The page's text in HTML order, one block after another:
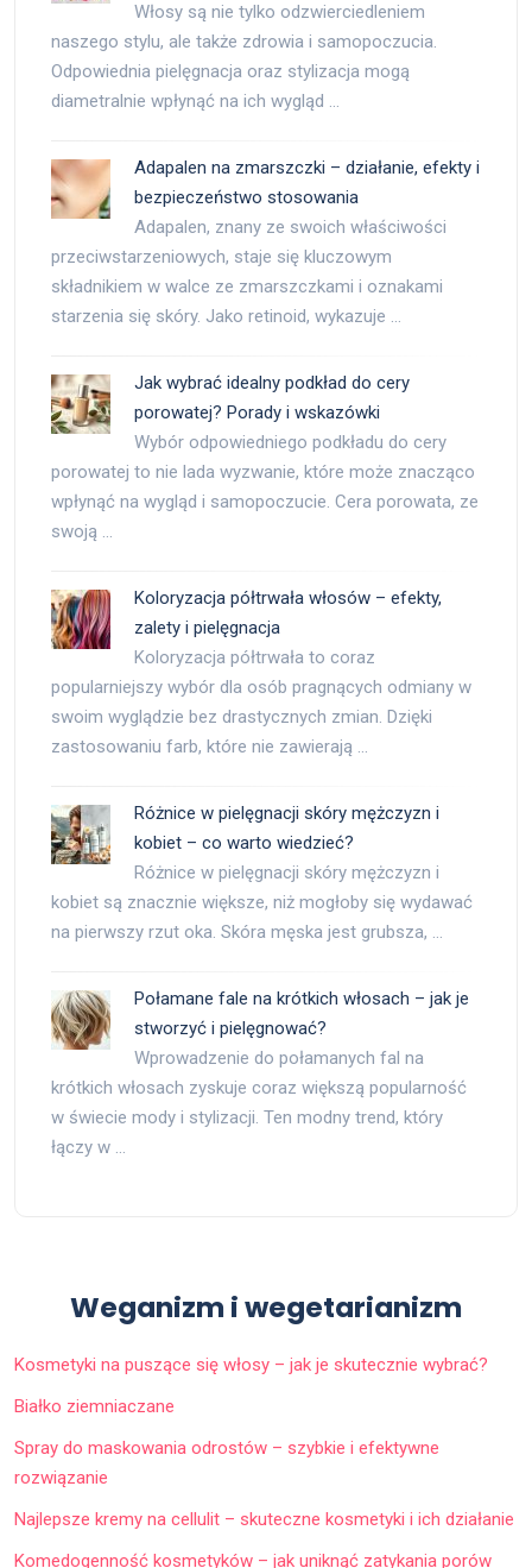
Włosy są nie tylko odzwierciedleniem
naszego stylu, ale także zdrowia i samopoczucia.
Odpowiednia pielęgnacja oraz stylizacja mogą
diametralnie wpłynąć na ich wygląd …
Adapalen na zmarszczki – działanie, efekty i
bezpieczeństwo stosowania
Adapalen, znany ze swoich właściwości
przeciwstarzeniowych, staje się kluczowym
składnikiem w walce ze zmarszczkami i oznakami
starzenia się skóry. Jako retinoid, wykazuje …
Jak wybrać idealny podkład do cery
porowatej? Porady i wskazówki
Wybór odpowiedniego podkładu do cery
porowatej to nie lada wyzwanie, które może znacząco
wpłynąć na wygląd i samopoczucie. Cera porowata, ze
swoją …
Koloryzacja półtrwała włosów – efekty,
zalety i pielęgnacja
Koloryzacja półtrwała to coraz
popularniejszy wybór dla osób pragnących odmiany w
swoim wyglądzie bez drastycznych zmian. Dzięki
zastosowaniu farb, które nie zawierają …
Różnice w pielęgnacji skóry mężczyzn i
kobiet – co warto wiedzieć?
Różnice w pielęgnacji skóry mężczyzn i
kobiet są znacznie większe, niż mogłoby się wydawać
na pierwszy rzut oka. Skóra męska jest grubsza, …
Połamane fale na krótkich włosach – jak je
stworzyć i pielęgnować?
Wprowadzenie do połamanych fal na
krótkich włosach zyskuje coraz większą popularność
w świecie mody i stylizacji. Ten modny trend, który
łączy w …
Weganizm i wegetarianizm
Kosmetyki na puszące się włosy – jak je skutecznie wybrać?
Białko ziemniaczane
Spray do maskowania odrostów – szybkie i efektywne
rozwiązanie
Najlepsze kremy na cellulit – skuteczne kosmetyki i ich działanie
Komedogenność kosmetyków – jak uniknąć zatykania porów